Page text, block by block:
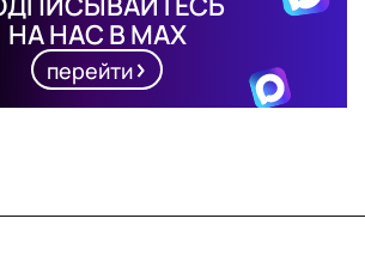
НА НАС В MAX
перейти